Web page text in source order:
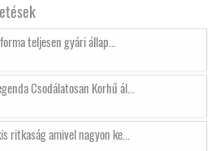
teljesen gyári állap...
Csodálatosan Korhű ál...
ritkaság amivel nagyon ke...